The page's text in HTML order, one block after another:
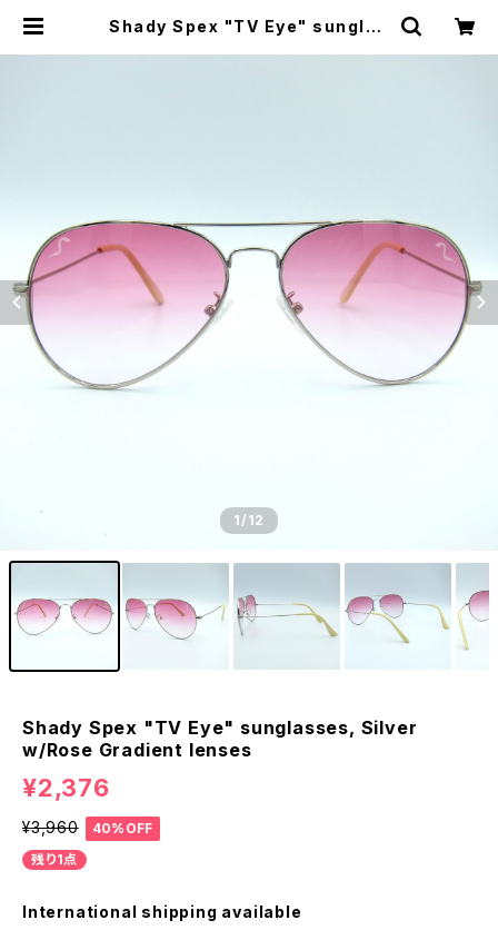
Shady Spex "TV Eye" sunglas
1/12
Shady Spex "TV Eye" sunglasses, Silver
w/Rose Gradient lenses
¥2,376
¥3,960
40%OFF
残り1点
International shipping available